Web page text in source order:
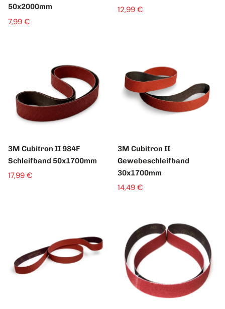
50x2000mm
7,99 €
12,99 €
3M Cubitron II 984F
Schleifband 50x1700mm
17,99 €
3M Cubitron II
Gewebeschleifband
30x1700mm
14,49 €